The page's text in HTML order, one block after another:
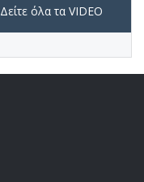
Δείτε όλα τα VIDEO